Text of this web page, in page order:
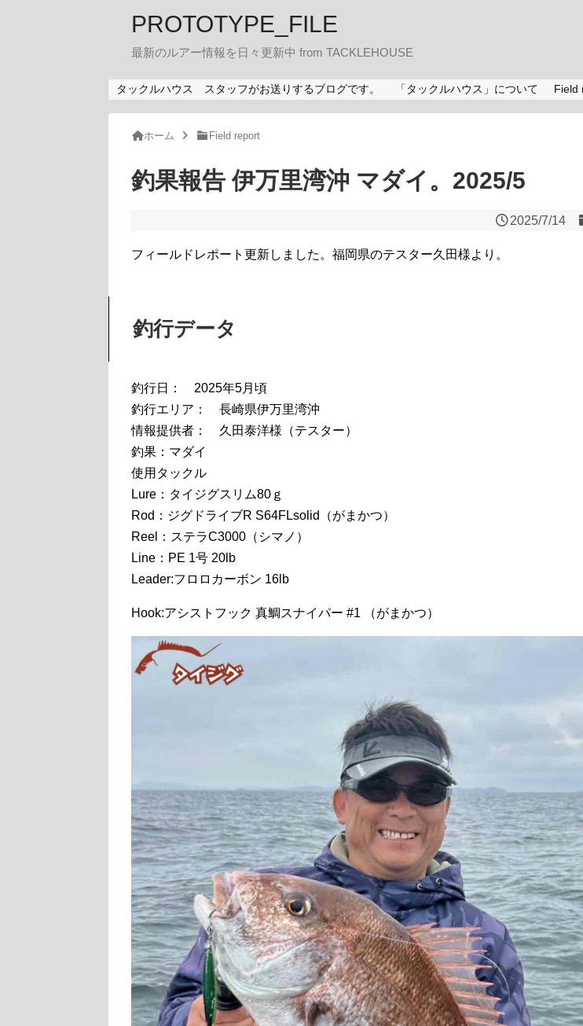
PROTOTYPE_FILE
最新のルアー情報を日々更新中 from TACKLEHOUSE
タックルハウス スタッフがお送りするブログです。 「タックルハウス」について Field
ホーム Field report
釣果報告 伊万里湾沖 マダイ。2025/5
2025/7/14
フィールドレポート更新しました。福岡県のテスター久田様より。
釣行データ
釣行日： 2025年5月頃
釣行エリア： 長崎県伊万里湾沖
情報提供者： 久田泰洋様（テスター）
釣果：マダイ
使用タックル
Lure：タイジグスリム80ｇ
Rod：ジグドライブR S64FLsolid（がまかつ）
Reel：ステラC3000（シマノ）
Line：PE 1号 20lb
Leader:フロロカーボン 16lb
Hook:アシストフック 真鯛スナイパー #1 （がまかつ）